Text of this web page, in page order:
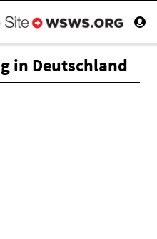
in Deutschland